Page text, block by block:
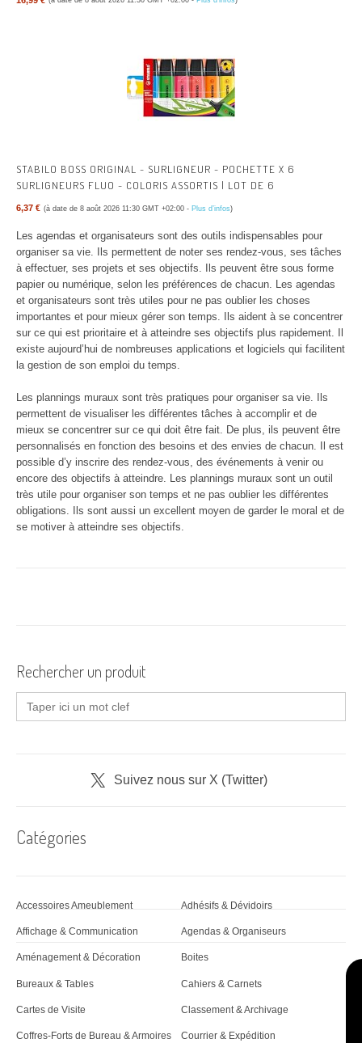
STABILO BOSS ORIGINAL - SURLIGNEUR - POCHETTE X 6
SURLIGNEURS FLUO - COLORIS ASSORTIS | LOT DE 6
6,37 € (à date de 8 août 2026 11:30 GMT +02:00 - Plus d’infos)
Les agendas et organisateurs sont des outils indispensables pour
organiser sa vie. Ils permettent de noter ses rendez-vous, ses tâches
à effectuer, ses projets et ses objectifs. Ils peuvent être sous forme
papier ou numérique, selon les préférences de chacun. Les agendas
et organisateurs sont très utiles pour ne pas oublier les choses
importantes et pour mieux gérer son temps. Ils aident à se concentrer
sur ce qui est prioritaire et à atteindre ses objectifs plus rapidement. Il
existe aujourd’hui de nombreuses applications et logiciels qui facilitent
la gestion de son emploi du temps.
Les plannings muraux sont très pratiques pour organiser sa vie. Ils
permettent de visualiser les différentes tâches à accomplir et de
mieux se concentrer sur ce qui doit être fait. De plus, ils peuvent être
personnalisés en fonction des besoins et des envies de chacun. Il est
possible d’y inscrire des rendez-vous, des événements à venir ou
encore des objectifs à atteindre. Les plannings muraux sont un outil
très utile pour organiser son temps et ne pas oublier les différentes
obligations. Ils sont aussi un excellent moyen de garder le moral et de
se motiver à atteindre ses objectifs.
Rechercher un produit
Search
for:
Suivez nous sur X (Twitter)
Catégories
Accessoires Ameublement Adhésifs & Dévidoirs
Affichage & Communication Agendas & Organiseurs
Aménagement & Décoration Boites
Bureaux & Tables Cahiers & Carnets
Cartes de Visite Classement & Archivage
Coffres-Forts de Bureau & Armoires
Courrier & Expédition